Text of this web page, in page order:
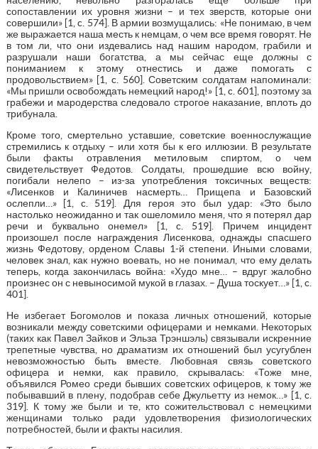
сопоставлении их уровня жизни – и тех зверств, которые они
совершили» [1, c. 574]. В армии возмущались: «Не понимаю, в чем
же выражается наша месть к немцам, о чем все время говорят. Не
в том ли, что они издевались над нашим народом, грабили и
разрушали наши богатства, а мы сейчас еще должны с
пониманием к этому отнестись и даже помогать с
продовольствием» [1, c. 560]. Советским солдатам напоминали:
«Мы пришли освобождать немецкий народ!» [1, c. 601], поэтому за
грабежи и мародерства следовало строгое наказание, вплоть до
трибунала.
Кроме того, смертельно уставшие, советские военнослужащие
стремились к отдыху – или хотя бы к его иллюзии. В результате
были факты отравления метиловым спиртом, о чем
свидетельствует Федотов. Солдаты, прошедшие всю войну,
погибали нелепо – из-за употребления токсичных веществ:
«Лисенков и Калиничев насмерть… Прищепа и Базовский
ослепли…» [1, c. 519]. Для героя это был удар: «Это было
настолько неожиданно и так ошеломило меня, что я потерял дар
речи и буквально онемел» [1, c. 519]. Причем инцидент
произошел после награждения Лисенкова, однажды спасшего
жизнь Федотову, орденом Славы 1-й степени. Иными словами,
человек знал, как нужно воевать, но не понимал, что ему делать
теперь, когда закончилась война: «Худо мне… – вдруг жалобно
произнес он с невыносимой мукой в глазах. – Душа тоскует…» [1, c.
401].
Не избегает Богомолов и показа личных отношений, которые
возникали между советскими офицерами и немками. Некоторых
(таких как Павел Зайков и Эльза Трэншэль) связывали искренние
трепетные чувства, но драматизм их отношений был усугублен
невозможностью быть вместе. Любовная связь советского
офицера и немки, как правило, скрывалась: «Тоже мне,
объявился Ромео среди бывших советских офицеров, к тому же
побывавший в плену, подобрав себе Джульетту из немок…» [1, c.
319]. К тому же были и те, кто сожительствовал с немецкими
женщинами только ради удовлетворения физиологических
потребностей, были и факты насилия.